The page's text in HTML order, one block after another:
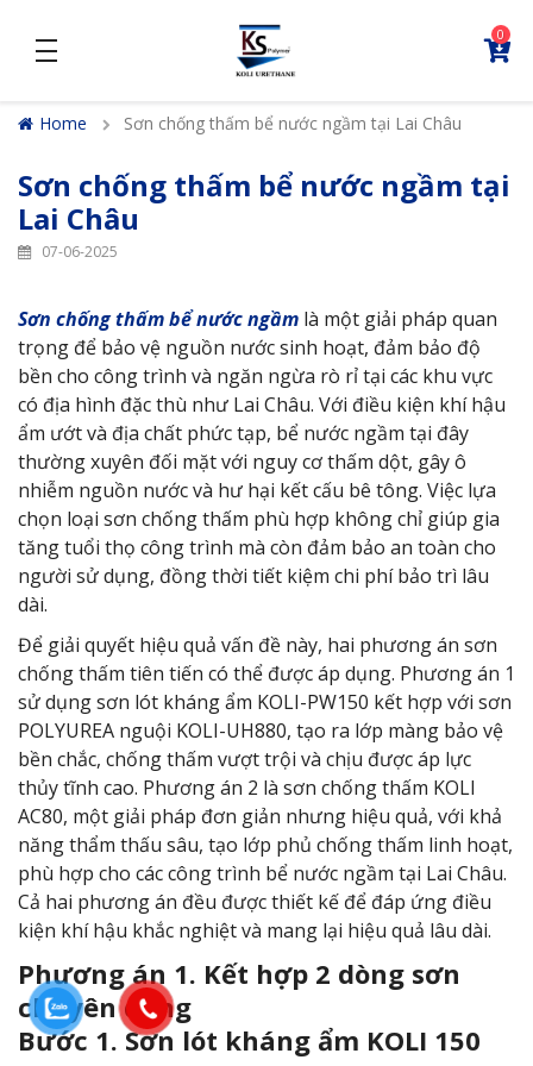
density_medium
0
Home Sơn chống thấm bể nước ngầm tại Lai Châu
Sơn chống thấm bể nước ngầm tại
Lai Châu
07-06-2025
Sơn chống thấm bể nước ngầm là một giải pháp quan
trọng để bảo vệ nguồn nước sinh hoạt, đảm bảo độ
bền cho công trình và ngăn ngừa rò rỉ tại các khu vực
có địa hình đặc thù như Lai Châu. Với điều kiện khí hậu
ẩm ướt và địa chất phức tạp, bể nước ngầm tại đây
thường xuyên đối mặt với nguy cơ thấm dột, gây ô
nhiễm nguồn nước và hư hại kết cấu bê tông. Việc lựa
chọn loại sơn chống thấm phù hợp không chỉ giúp gia
tăng tuổi thọ công trình mà còn đảm bảo an toàn cho
người sử dụng, đồng thời tiết kiệm chi phí bảo trì lâu
dài.
Để giải quyết hiệu quả vấn đề này, hai phương án sơn
chống thấm tiên tiến có thể được áp dụng. Phương án 1
sử dụng sơn lót kháng ẩm KOLI-PW150 kết hợp với sơn
POLYUREA nguội KOLI-UH880, tạo ra lớp màng bảo vệ
bền chắc, chống thấm vượt trội và chịu được áp lực
thủy tĩnh cao. Phương án 2 là sơn chống thấm KOLI
AC80, một giải pháp đơn giản nhưng hiệu quả, với khả
năng thẩm thấu sâu, tạo lớp phủ chống thấm linh hoạt,
phù hợp cho các công trình bể nước ngầm tại Lai Châu.
Cả hai phương án đều được thiết kế để đáp ứng điều
kiện khí hậu khắc nghiệt và mang lại hiệu quả lâu dài.
Phương án 1. Kết hợp 2 dòng sơn
chuyên dụng
Bước 1. Sơn lót kháng ẩm KOLI 150